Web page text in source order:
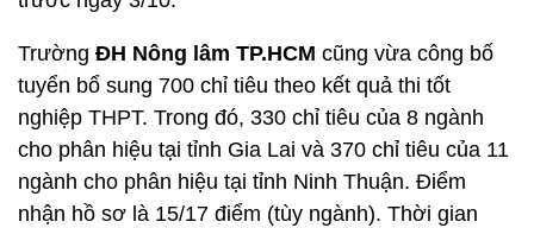
tuyển theo kết quả học tập THPT.
Trường không xét tuyển bổ sung các ngành khoa
học môi trường, khoa học cây trồng, lâm nghiệp đô
thị, lâm học và kỹ thuật cơ khí. Thời gian trường xét
tuyển đến ngày 2/10. Thời gian công bố trúng tuyển
trước ngày 3/10.